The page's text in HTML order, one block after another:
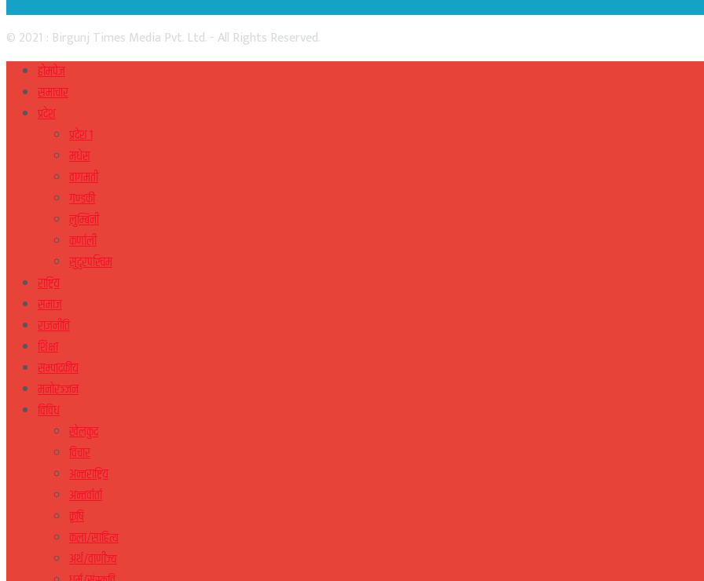
© 2021 : Birgunj Times Media Pvt. Ltd. - All Rights Reserved.
होमपेज
समाचार
प्रदेश
प्रदेश १
मधेस
वागमती
गण्डकी
लुम्बिनी
कर्णाली
सुदुरपस्चिम
राष्ट्रिय
समाज
राजनीति
शिक्षा
सम्पादकीय
मनोरञ्जन
विविध
खेलकुद
विचार
अन्तराष्ट्रिय
अन्तर्वार्ता
कृषि
कला/साहित्य
अर्थ/वाणीज्य